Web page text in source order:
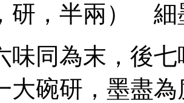
研，半兩） 細
味同為末，後
大碗研，墨盡